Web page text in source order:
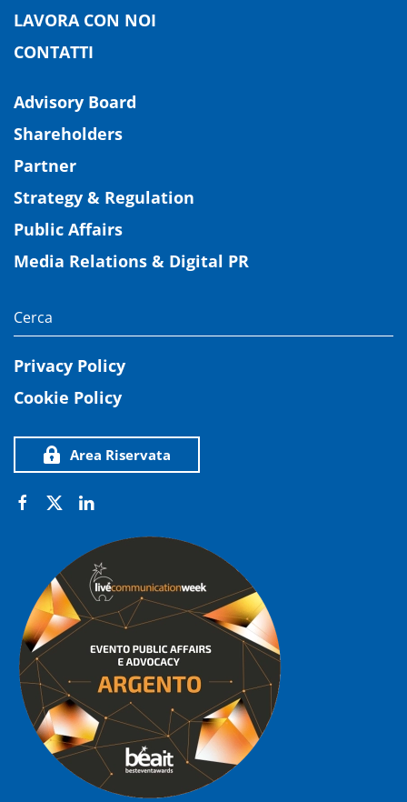
LAVORA CON NOI
CONTATTI
Advisory Board
Shareholders
Partner
Strategy & Regulation
Public Affairs
Media Relations & Digital PR
Privacy Policy
Cookie Policy
Area Riservata